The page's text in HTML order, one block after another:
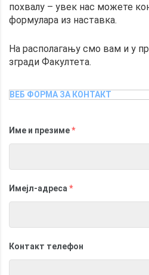
похвалу – увек нас можете
формулара из наставка.
На располагању смо вам и у
згради Факултета.
ВЕБ ФОРМА ЗА КОНТАКТ
Име и презиме*
Имејл-адреса *
Контакт телефон